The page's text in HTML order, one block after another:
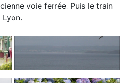
voie ferrée. Puis le train
Lyon.